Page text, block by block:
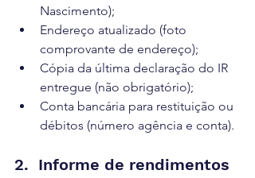
Nascimento);
Endereço atualizado (foto
comprovante de endereço);
Cópia da última declaração do IR
entregue (não obrigatório);
Conta bancária para restituição ou
débitos (número agência e conta).
2.  Informe de rendimentos